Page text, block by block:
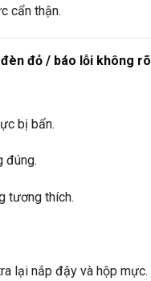
cẩn thận.
đỏ / báo lỗi không rõ
bị bẩn.
đúng.
tương thích.
lại nắp đậy và hộp mực.